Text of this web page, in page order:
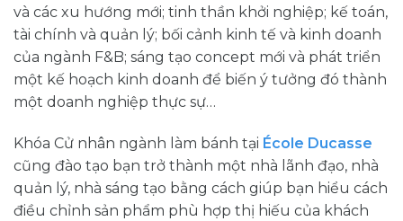
và các xu hướng mới; tinh thần khởi nghiệp; kế toán,
tài chính và quản lý; bối cảnh kinh tế và kinh doanh
của ngành F&B; sáng tạo concept mới và phát triển
một kế hoạch kinh doanh để biến ý tưởng đó thành
một doanh nghiệp thực sự…
Khóa Cử nhân ngành làm bánh tại École Ducasse
cũng đào tạo bạn trở thành một nhà lãnh đạo, nhà
quản lý, nhà sáng tạo bằng cách giúp bạn hiểu cách
điều chỉnh sản phẩm phù hợp thị hiếu của khách